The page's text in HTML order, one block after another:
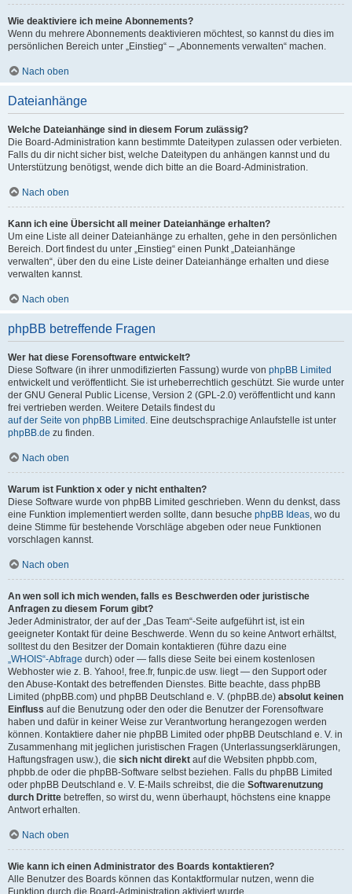
Wie deaktiviere ich meine Abonnements?
Wenn du mehrere Abonnements deaktivieren möchtest, so kannst du dies im
persönlichen Bereich unter „Einstieg“ – „Abonnements verwalten“ machen.
Nach oben
Dateianhänge
Welche Dateianhänge sind in diesem Forum zulässig?
Die Board-Administration kann bestimmte Dateitypen zulassen oder verbieten.
Falls du dir nicht sicher bist, welche Dateitypen du anhängen kannst und du
Unterstützung benötigst, wende dich bitte an die Board-Administration.
Nach oben
Kann ich eine Übersicht all meiner Dateianhänge erhalten?
Um eine Liste all deiner Dateianhänge zu erhalten, gehe in den persönlichen
Bereich. Dort findest du unter „Einstieg“ einen Punkt „Dateianhänge
verwalten“, über den du eine Liste deiner Dateianhänge erhalten und diese
verwalten kannst.
Nach oben
phpBB betreffende Fragen
Wer hat diese Forensoftware entwickelt?
Diese Software (in ihrer unmodifizierten Fassung) wurde von phpBB Limited
entwickelt und veröffentlicht. Sie ist urheberrechtlich geschützt. Sie wurde unter
der GNU General Public License, Version 2 (GPL-2.0) veröffentlicht und kann
frei vertrieben werden. Weitere Details findest du
auf der Seite von phpBB Limited . Eine deutschsprachige Anlaufstelle ist unter
phpBB.de zu finden.
Nach oben
Warum ist Funktion x oder y nicht enthalten?
Diese Software wurde von phpBB Limited geschrieben. Wenn du denkst, dass
eine Funktion implementiert werden sollte, dann besuche phpBB Ideas, wo du
deine Stimme für bestehende Vorschläge abgeben oder neue Funktionen
vorschlagen kannst.
Nach oben
An wen soll ich mich wenden, falls es Beschwerden oder juristische
Anfragen zu diesem Forum gibt?
Jeder Administrator, der auf der „Das Team“-Seite aufgeführt ist, ist ein
geeigneter Kontakt für deine Beschwerde. Wenn du so keine Antwort erhältst,
solltest du den Besitzer der Domain kontaktieren (führe dazu eine
„WHOIS“-Abfrage durch) oder — falls diese Seite bei einem kostenlosen
Webhoster wie z. B. Yahoo!, free.fr, funpic.de usw. liegt — den Support oder
den Abuse-Kontakt des betreffenden Dienstes. Bitte beachte, dass phpBB
Limited (phpBB.com) und phpBB Deutschland e. V. (phpBB.de) absolut keinen
Einfluss auf die Benutzung oder den oder die Benutzer der Forensoftware
haben und dafür in keiner Weise zur Verantwortung herangezogen werden
können. Kontaktiere daher nie phpBB Limited oder phpBB Deutschland e. V. in
Zusammenhang mit jeglichen juristischen Fragen (Unterlassungserklärungen,
Haftungsfragen usw.), die sich nicht direkt auf die Websiten phpbb.com,
phpbb.de oder die phpBB-Software selbst beziehen. Falls du phpBB Limited
oder phpBB Deutschland e. V. E-Mails schreibst, die die Softwarenutzung
durch Dritte betreffen, so wirst du, wenn überhaupt, höchstens eine knappe
Antwort erhalten.
Nach oben
Wie kann ich einen Administrator des Boards kontaktieren?
Alle Benutzer des Boards können das Kontaktformular nutzen, wenn die
Funktion durch die Board-Administration aktiviert wurde.